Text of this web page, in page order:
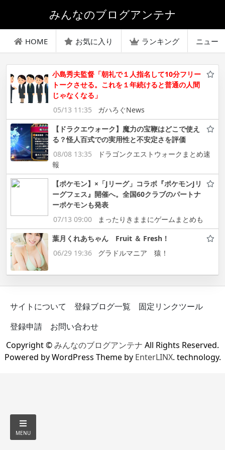
みんなのブログアンテナ
HOME お気に入り ランキング ニュー
小島秀夫監督「朝礼で１人指名して10分フリー
トークさせる。これを１年続けると普通の人間
じゃなくなる」
05/13 11:35
ガハろぐNews
【ドラクエウォーク】魔力の宝鞭はどこで使え
る？怪人百式での実用性と不安定さを評価
08/08 13:35
ドラゴンクエストウォークまとめ速
報
【ポケモン】×「Jリーグ」コラボ『ポケモンJリ
ーグフェス』開催へ。全国60クラブのパートナ
ーポケモンも発表
07/13 09:00
まったりきままにゲームまとめも
葉月くれあちゃん Fruit ＆ Fresh！
06/29 19:36
グラドルマニア 猿！
サイトについて 登録ブログ一覧
固定リンクツール
登録申請
お問い合わせ
Copyright ©みんなのブログアンテナ All Rights Reserved.
Powered by WordPress Theme by EnterLINX. technology.
MENU